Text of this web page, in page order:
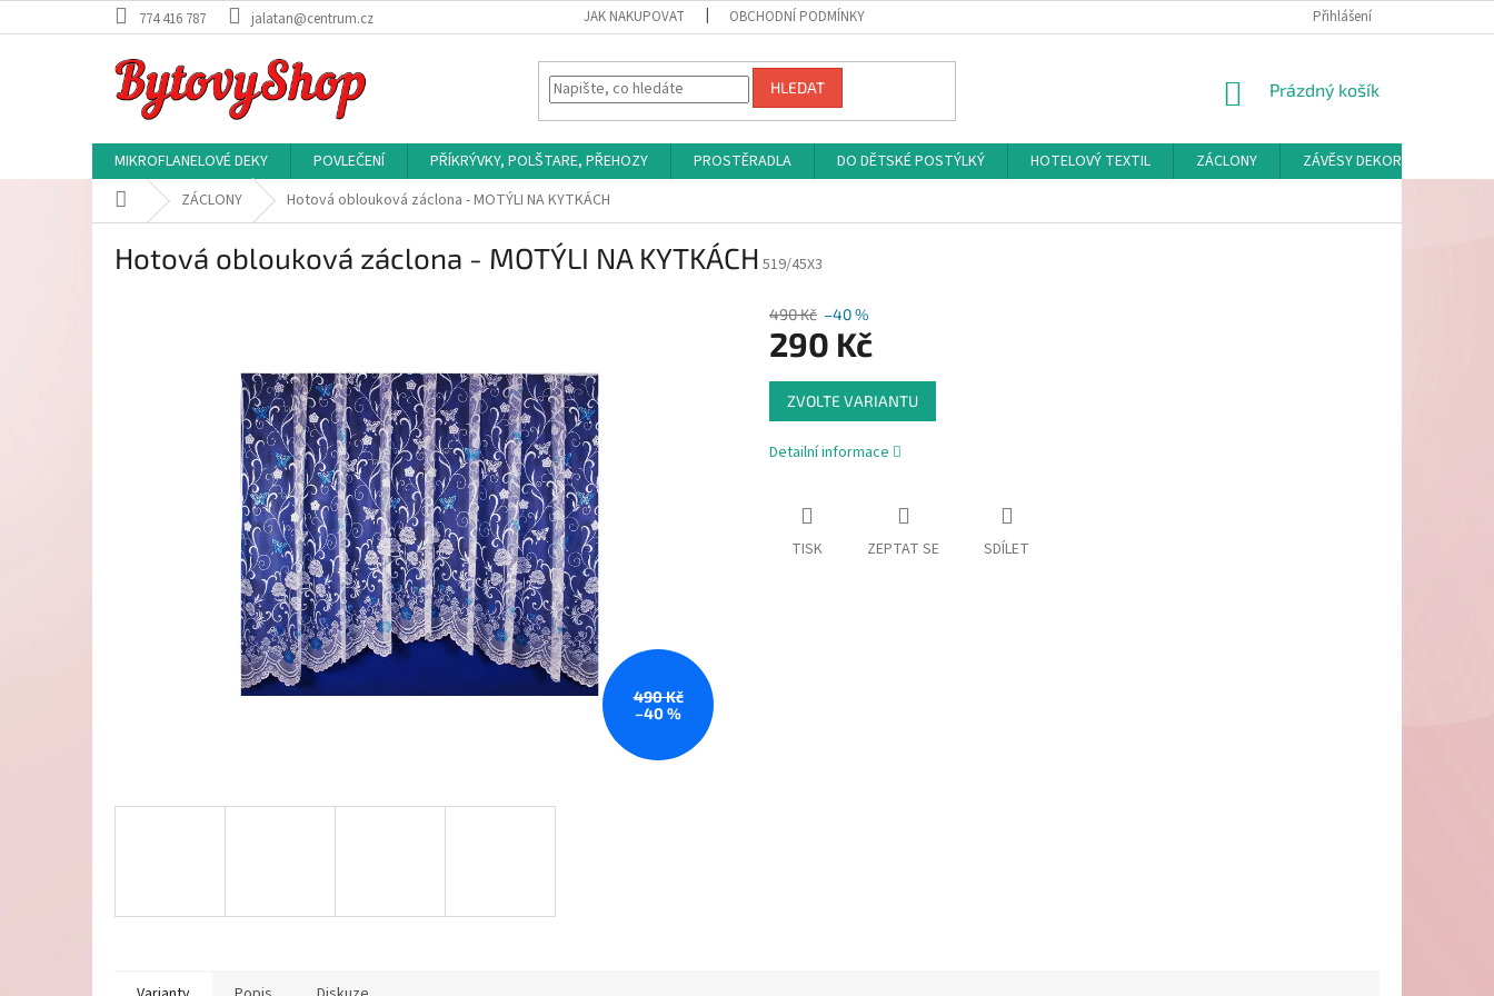
na
774 416 787 jalatan@centrum.cz JAK NAKUPOVAT OBCHODNÍ PODMÍNKY Přihlášení
HLEDAT
NÁKUPNÍ
Prázdný košík
MIKROFLANELOVÉ DEKY POVLEČENÍ PŘÍKRÝVKY, POLŠTARE, PŘEHOZY PROSTĚRADLA DO DĚTSKÉ POSTÝLKÝ HOTELOVÝ TEXTIL ZÁCLONY
ZÁVĚSY DEKORAČNÍ A
Domů ZÁCLONY Hotová oblouková záclona - MOTÝLI NA KYTKÁCH
Hotová oblouková záclona - MOTÝLI NA KYTKÁCH 519/45X3
490 Kč
–40 %
490 Kč –40 %
290 Kč
Měrná
cena:
ZVOLTE VARIANTU
Detailní informace
TISK ZEPTAT SE SDÍLET